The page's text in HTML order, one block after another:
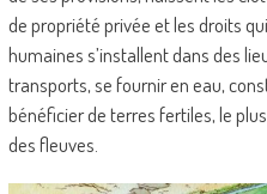
de propriété privée et les droits
humaines s’installent dans des
transports, se fournir en eau,
bénéficier de terres fertiles, le
des fleuves.